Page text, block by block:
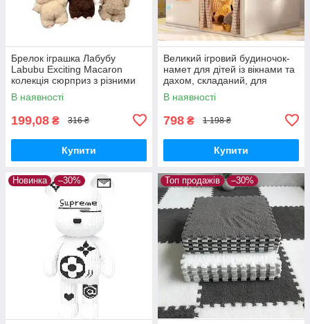
Брелок іграшка Лабубу
Labubu Exciting Macaron
колекція сюрприз з різними
кольорами
В наявності
199,08 ₴ 316 ₴
Купити
Великий ігровий будиночок-
намет для дітей із вікнами та
дахом, складаний, для
приміщення та вулиці
В наявності
798 ₴ 1 198 ₴
Купити
Новинка –30% Топ продажів –30%